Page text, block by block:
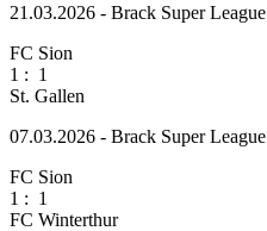
21.03.2026 - Brack Super League
FC Sion
1 : 1
St. Gallen
07.03.2026 - Brack Super League
FC Sion
1 : 1
FC Winterthur